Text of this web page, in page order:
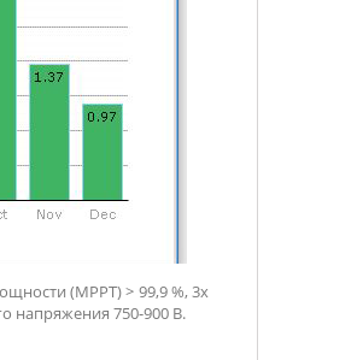
(MPPT) > 99,9 %, 3х
напряжения 750-900 В.